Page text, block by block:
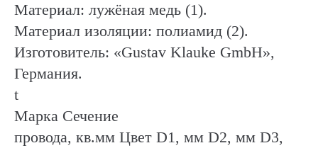
Материал: лужёная медь (1).
Материал изоляции: полиамид (2).
Изготовитель: «Gustav Klauke GmbH»,
Германия.
t
Марка Сечение
провода, кв.мм Цвет D1, мм D2, мм D3,